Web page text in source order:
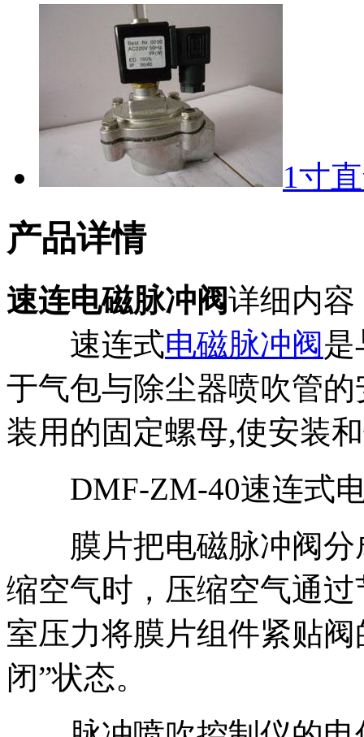
1寸
产品详情
速连电磁脉冲阀详细内容
速连式电磁脉冲阀是
于气包与除尘器喷吹管
装用的固定螺母,使安装
DMF-ZM-40速连式电
膜片把电磁脉冲阀分
缩空气时，压缩空气通
室压力将膜片组件紧贴
闭”状态。